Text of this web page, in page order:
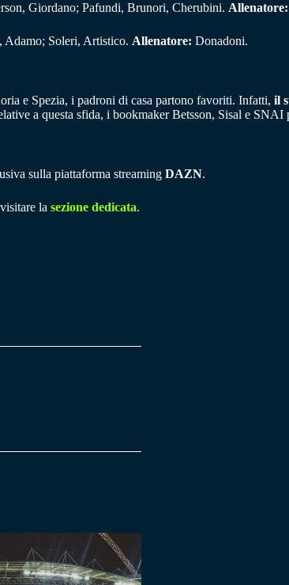
Giordano; Pafundi, Brunori, Cherubini. Allenatore:
Adamo; Soleri, Artistico. Allenatore: Donadoni.
e Spezia, i padroni di casa partono favoriti. Infatti, il
a questa sfida, i bookmaker Betsson, Sisal e SNAI
sulla piattaforma streaming DAZN.
la sezione dedicata.